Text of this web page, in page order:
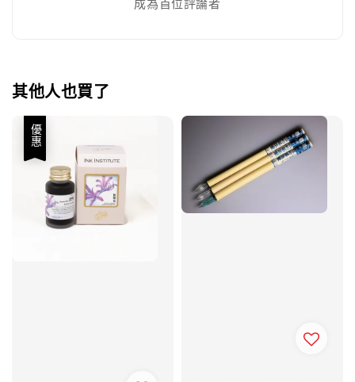
成為首位評論者
其他人也買了
優惠